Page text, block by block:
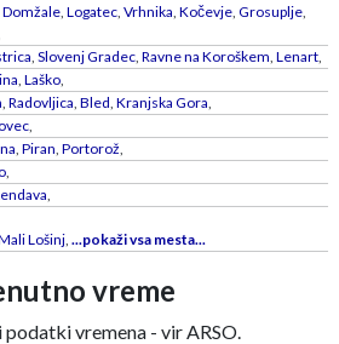
Domžale, Logatec, Vrhnika, Kočevje, Grosuplje,
, Slovenj Gradec, Ravne na Koroškem, Lenart,
, Laško,
, Radovljica, Bled, Kranjska Gora,
,
, Piran, Portorož,
,
,
Lošinj, ...pokaži vsa mesta...
vreme
podatki vremena - vir ARSO.